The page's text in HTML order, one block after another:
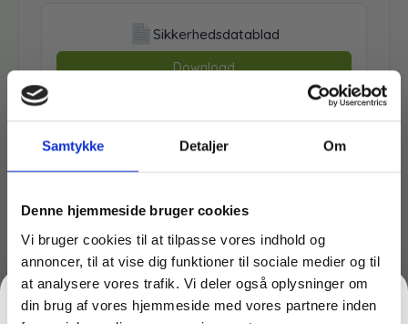
Samtykke Detaljer Om
Denne hjemmeside bruger cookies
Vi bruger cookies til at tilpasse vores indhold og
annoncer, til at vise dig funktioner til sociale medier og til
at analysere vores trafik. Vi deler også oplysninger om
din brug af vores hjemmeside med vores partnere inden
Sikkerhedsdatablad
Download
Påfør ca. 3 ml Manoclean på tørre hænder
Skylles grundigt af under rindende vand
Uden faremærkning
Måske er du også interesseret i følgende
produkter: